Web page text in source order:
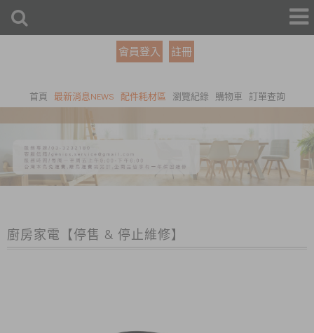
會員登入 註冊
首頁 最新消息NEWS 配件耗材區 瀏覽紀錄 購物車 訂單查詢
廚房家電【停售 & 停止維修】